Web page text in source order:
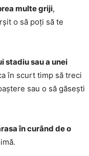
multe griji,
o să poți să te
stadiu sau a unei
în scurt timp să treci
sau o să găsești
în curând de o